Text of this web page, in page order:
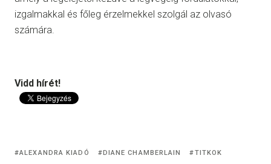
izgalmakkal és főleg érzelmekkel szolgál az olvasó
számára.
Vidd hírét!
ALEXANDRA KIADÓ DIANE CHAMBERLAIN
TITKOK